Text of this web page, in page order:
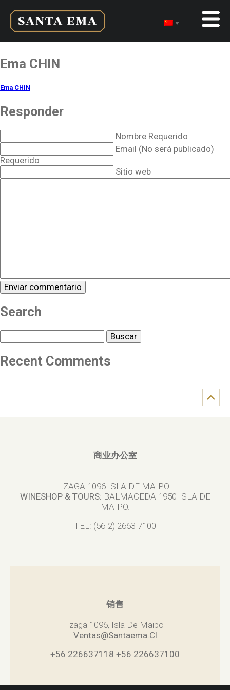
Ema CHIN
Ema CHIN
Responder
Nombre Requerido
Email (No será publicado)
Requerido
Sitio web
Search
Recent Comments
商业办公室
IZAGA 1096 ISLA DE MAIPO
WINESHOP & TOURS: BALMACEDA 1950 ISLA DE
MAIPO.
TEL: (56-2) 2663 7100
销售
Izaga 1096, Isla De Maipo
Ventas@Santaema.Cl
+56 226637118 +56 226637100